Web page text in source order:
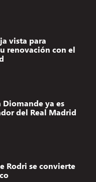
vista para
renovación con el
Diomande ya es
del Real Madrid
Rodri se convierte